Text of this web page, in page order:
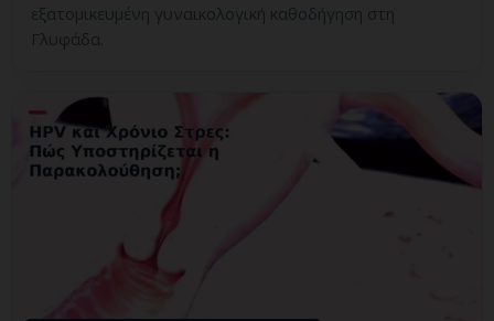
εξατομικευμένη γυναικολογική καθοδήγηση στη
Γλυφάδα.